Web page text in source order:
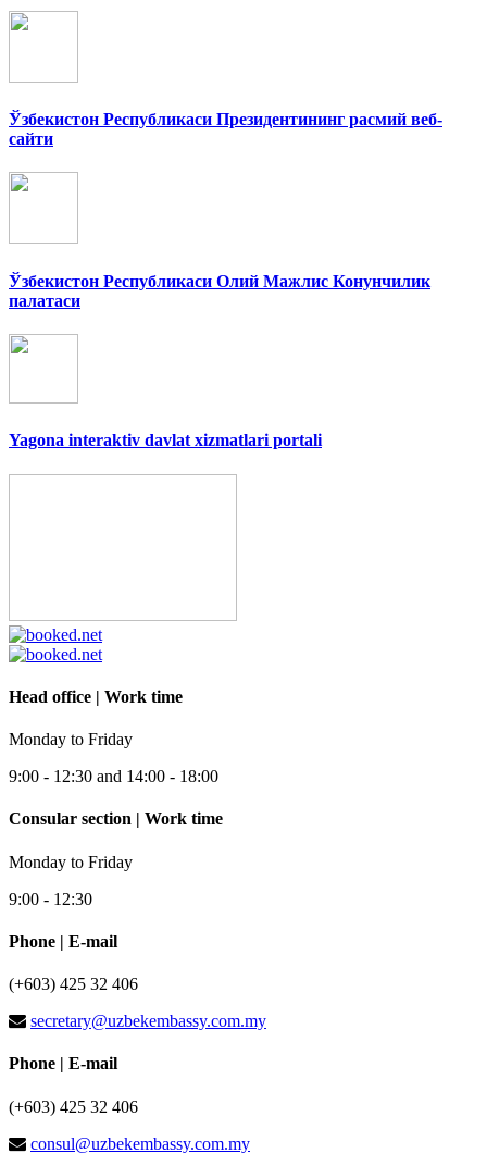
Ўзбекистон Республикаси Президентининг расмий веб-
сайти
Ўзбекистон Республикаси Олий Мажлис Конунчилик
палатаси
Yagona interaktiv davlat xizmatlari portali
Head office | Work time
Monday to Friday
9:00 - 12:30 and 14:00 - 18:00
Consular section | Work time
Monday to Friday
9:00 - 12:30
Phone | E-mail
(+603) 425 32 406
secretary@uzbekembassy.com.my
Phone | E-mail
(+603) 425 32 406
consul@uzbekembassy.com.my